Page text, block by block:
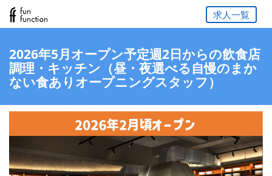
求人一覧
2026年5月オープン予定週2日からの飲食店
調理・キッチン（昼・夜選べる自慢のまか
ない食ありオープニングスタッフ）